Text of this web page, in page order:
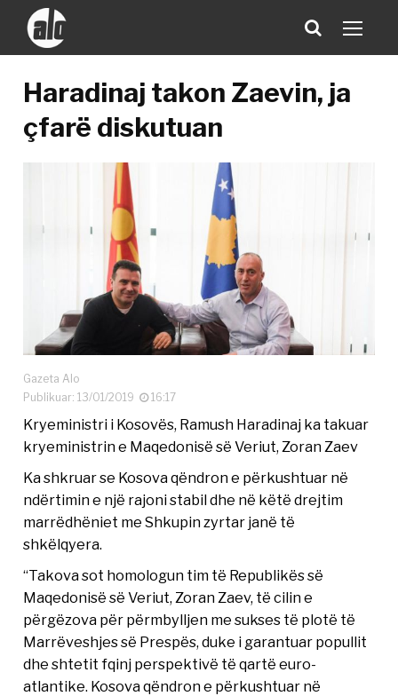
Haradinaj takon Zaevin, ja
çfarë diskutuan
Gazeta Alo
Publikuar: 13/01/2019
16:17
Kryeministri i Kosovës, Ramush Haradinaj ka takuar
kryeministrin e Maqedonisë së Veriut, Zoran Zaev
Ka shkruar se Kosova qëndron e përkushtuar në
ndërtimin e një rajoni stabil dhe në këtë drejtim
marrëdhëniet me Shkupin zyrtar janë të
shkëlqyera.
“Takova sot homologun tim të Republikës së
Maqedonisë së Veriut, Zoran Zaev, të cilin e
përgëzova për përmbylljen me sukses të plotë të
Marrëveshjes së Prespës, duke i garantuar popullit
dhe shtetit fqinj perspektivë të qartë euro-
atlantike. Kosova qëndron e përkushtuar në